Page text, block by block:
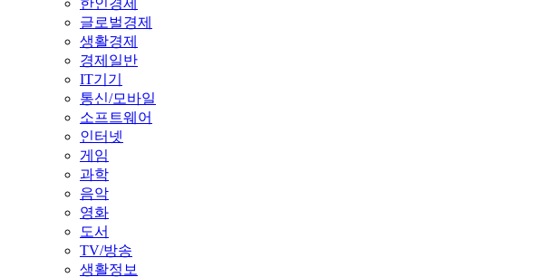
한인경제
글로벌경제
생활경제
경제일반
IT기기
통신/모바일
소프트웨어
인터넷
게임
과학
음악
영화
도서
TV/방송
생활정보